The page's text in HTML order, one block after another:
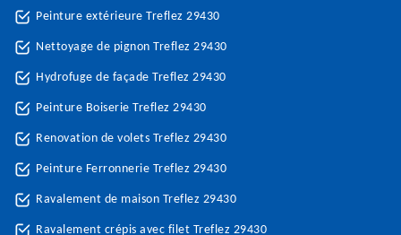
Peinture extérieure Treflez 29430
Nettoyage de pignon Treflez 29430
Hydrofuge de façade Treflez 29430
Peinture Boiserie Treflez 29430
Renovation de volets Treflez 29430
Peinture Ferronnerie Treflez 29430
Ravalement de maison Treflez 29430
Ravalement crépis avec filet Treflez 29430